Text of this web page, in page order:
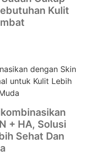
Kulit
+ HA, Solusi
Sehat Dan